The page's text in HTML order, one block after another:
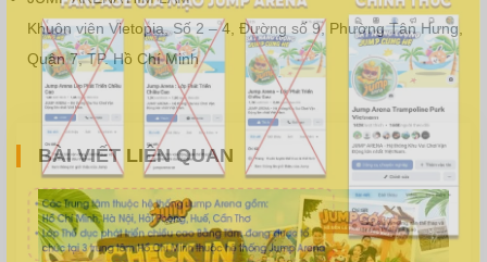
Khuôn viên Vietopia, Số 2 – 4, Đường số 9, Phường Tân Hưng,
Quận 7, TP. Hồ Chí Minh
BÀI VIẾT LIÊN QUAN